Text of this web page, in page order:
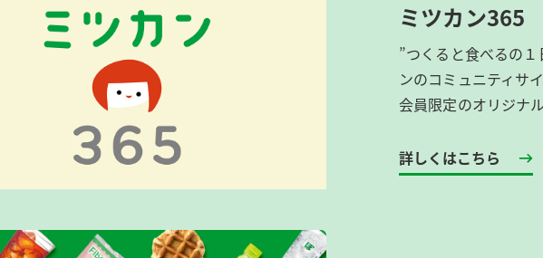
ミツカン365
”つくると食べるの
ンのコミュニティサ
会員限定のオリジナ
詳しくはこちら